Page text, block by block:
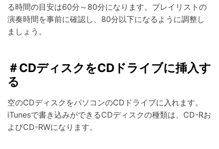
る時間の目安は60分～80分になります。プレイリストの
演奏時間を事前に確認し、80分以下になるように調整し
ましょう。
＃CDディスクをCDドライブに挿入す
る
空のCDディスクをパソコンのCDドライブに入れます。
iTunesで書き込みができるCDディスクの種類は、CD-Rお
よびCD-RWになります。